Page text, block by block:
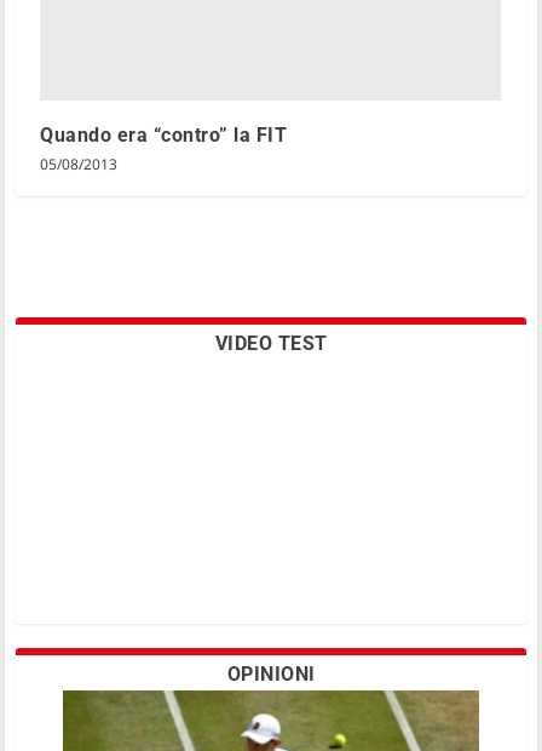
Quando era “contro” la FIT
05/08/2013
VIDEO TEST
OPINIONI